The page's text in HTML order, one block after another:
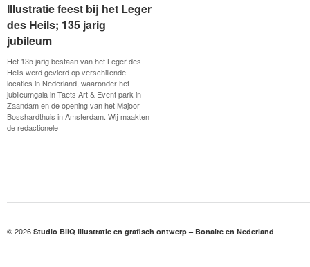
Illustratie feest bij het Leger
des Heils; 135 jarig
jubileum
Het 135 jarig bestaan van het Leger des
Heils werd gevierd op verschillende
locaties in Nederland, waaronder het
jubileumgala in Taets Art & Event park in
Zaandam en de opening van het Majoor
Bosshardthuis in Amsterdam. Wij maakten
de redactionele
Illustratie feest bij het Leger
des Heils; 135 jarig
jubileum
© 2026 Studio BliQ illustratie en grafisch ontwerp – Bonaire en Nederland